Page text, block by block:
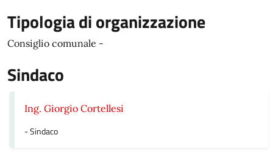
Tipologia di organizzazione
Consiglio comunale -
Sindaco
Ing. Giorgio Cortellesi
- Sindaco